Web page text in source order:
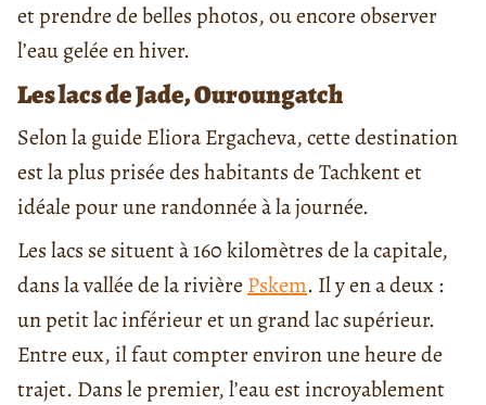
et prendre de belles photos, ou encore observer
l’eau gelée en hiver.
Les lacs de Jade, Ouroungatch
Selon la guide Eliora Ergacheva, cette destination
est la plus prisée des habitants de Tachkent et
idéale pour une randonnée à la journée.
Les lacs se situent à 160 kilomètres de la capitale,
dans la vallée de la rivière Pskem. Il y en a deux :
un petit lac inférieur et un grand lac supérieur.
Entre eux, il faut compter environ une heure de
trajet. Dans le premier, l’eau est incroyablement